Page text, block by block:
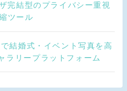
完結型のプライバシー重視
ツール
結婚式・イベント写真を高
ラリープラットフォーム